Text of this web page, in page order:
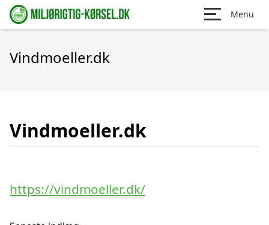
Menu
Vindmoeller.dk
Vindmoeller.dk
https://vindmoeller.dk/